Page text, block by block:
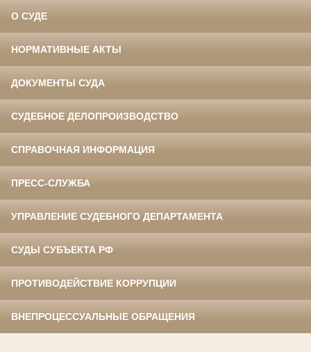
О СУДЕ
НОРМАТИВНЫЕ АКТЫ
ДОКУМЕНТЫ СУДА
СУДЕБНОЕ ДЕЛОПРОИЗВОДСТВО
СПРАВОЧНАЯ ИНФОРМАЦИЯ
ПРЕСС-СЛУЖБА
УПРАВЛЕНИЕ СУДЕБНОГО ДЕПАРТАМЕНТА
СУДЫ СУБЪЕКТА РФ
ПРОТИВОДЕЙСТВИЕ КОРРУПЦИИ
ВНЕПРОЦЕССУАЛЬНЫЕ ОБРАЩЕНИЯ